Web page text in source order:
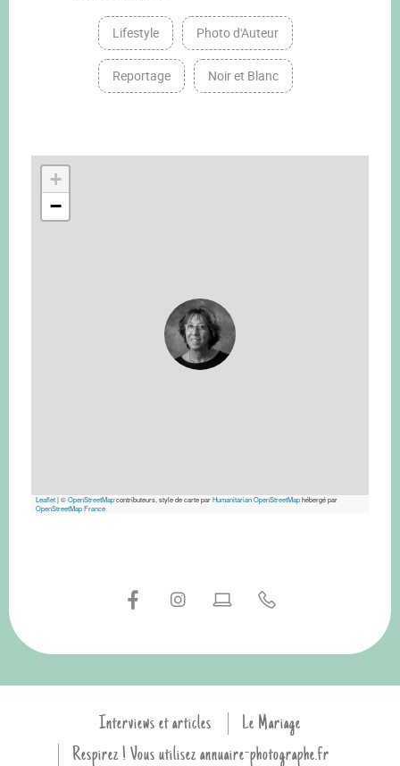
Lifestyle Photo d'Auteur
Reportage Noir et Blanc
+
−
Leaflet|©OpenStreetMapcontributeurs, style de carte parHumanitarian OpenStreetMaphébergé par
OpenStreetMap France
Interviews et articles
Le Mariage
Respirez ! Vous utilisez annuaire-photographe.fr